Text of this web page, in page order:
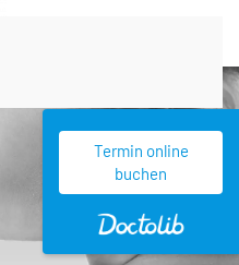
Termin online
buchen